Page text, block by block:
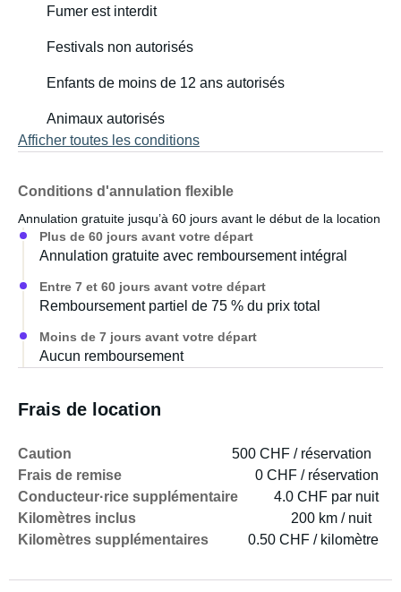
Mon camping-car a presque le même âge que moi. Petit
voyage. Comme elle est très ancienne, il n'y a quasiment
milliers de kilomètres sans le moindre problème, je
touche du bois.
Beaucoup de gens l'ont déjà louée en ligne et, à leurs
yeux, c'était toujours une expérience formidable.
Personnellement, j'aime bien la bichonner et modifier
quelques petits détails pour la rendre encore plus
confortable.
Bien cordialement,
les road trips et les découvertes. Elle est assez grande et
bien équipée pour un voyage confortable, tout en étant
assez compacte pour se faufiler facilement en ville. Elle
est facile à garer et à conduire dans les rues étroites.
de trouver rapidement et facilement ses affaires, et le
Fumer est interdit
Festivals non autorisés
Enfants de moins de 12 ans autorisés
Animaux autorisés
Afficher toutes les conditions
Conditions d'annulation flexible
Annulation gratuite jusqu’à 60 jours avant le début de la location
Plus de 60 jours avant votre départ
Annulation gratuite avec remboursement intégral
Entre 7 et 60 jours avant votre départ
Remboursement partiel de 75 % du prix total
Moins de 7 jours avant votre départ
Aucun remboursement
Frais de location
Caution
500 CHF / réservation
Frais de remise
0 CHF / réservation
Conducteur·rice supplémentaire
4.0 CHF par nuit
Kilomètres inclus
200 km / nuit
Kilomètres supplémentaires
0.50 CHF / kilomètre